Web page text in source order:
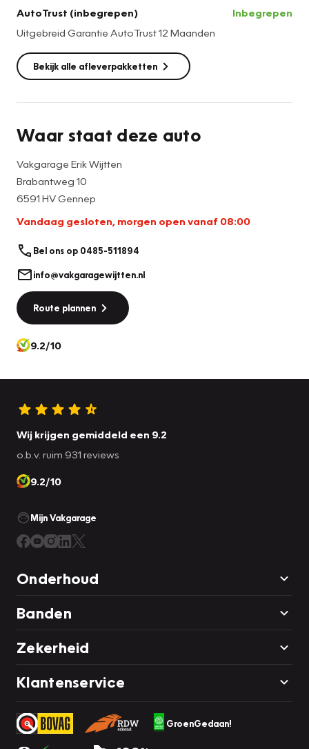
AutoTrust (inbegrepen)
Uitgebreid Garantie AutoTrust 12 Maanden
Inbegrepen
Bekijk alle afleverpakketten
Waar staat deze auto
Vakgarage Erik Wijtten
Brabantweg 10
6591 HV Gennep
Vandaag gesloten, morgen open vanaf 08:00
Bel ons op 0485-511894
info@vakgaragewijtten.nl
Route plannen
9.2/10
Wij krijgen gemiddeld een 9.2
o.b.v. ruim 931 reviews
9.2/10
Mijn Vakgarage
Onderhoud
Banden
Zekerheid
Klantenservice
GroenGedaan!